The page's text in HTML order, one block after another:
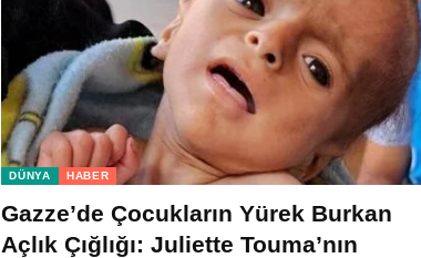
DÜNYA HABER
Gazze’de Çocukların Yürek Burkan
Açlık Çığlığı: Juliette Touma’nın